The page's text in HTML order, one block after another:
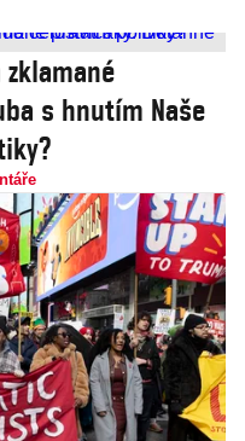
s hnutím Naše